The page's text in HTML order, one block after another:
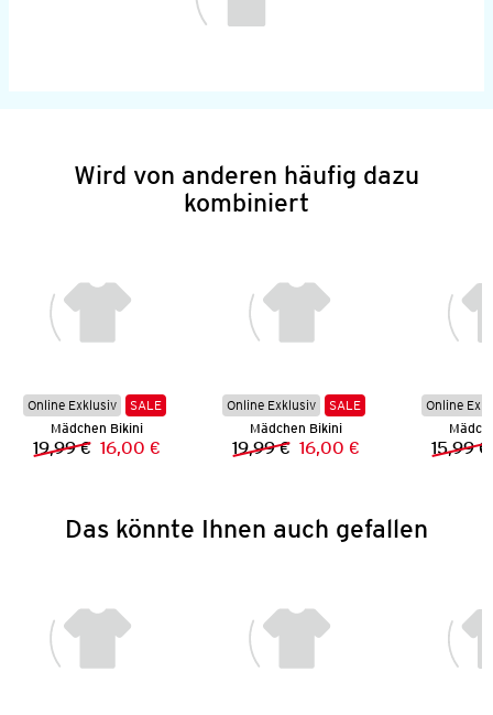
Wird von anderen häufig dazu
kombiniert
Online Exklusiv
SALE
Mädchen Bikini
Vorheriger Preis:
19,99 € Neuer Preis:
16,00 €
Online Exklusiv
SALE
Mädchen Bikini
Vorheriger Preis:
19,99 € Neuer Preis:
16,00 €
Online
15,99 €
Das könnte Ihnen auch gefallen